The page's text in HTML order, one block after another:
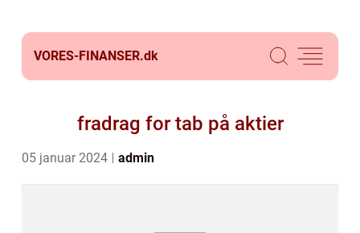
VORES-FINANSER.dk
fradrag for tab på aktier
05 januar 2024 admin